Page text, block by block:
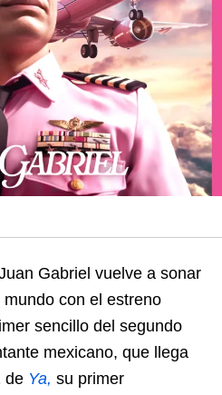
Gabriel vuelve a sonar
con el estreno
sencillo del segundo
mexicano, que llega
de Ya, su primer